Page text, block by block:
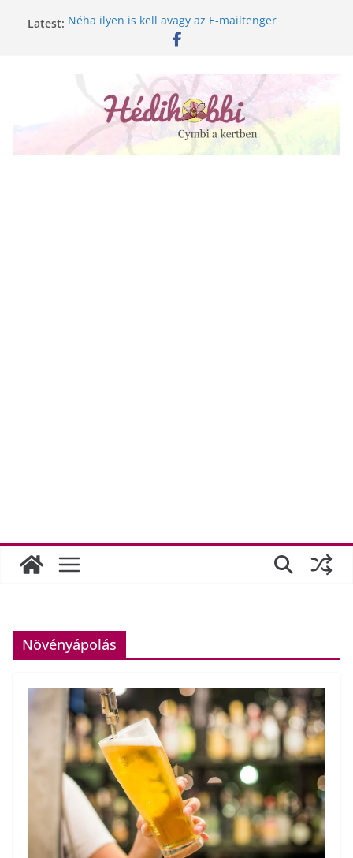
Latest: Néha ilyen is kell avagy az E-mailtenger
Golgotavirág nevelése magról
Növényápolási tippek, amiket jobb, ha elfelejtesz
A lepkeorchidea és a fűtésszezon
Növényápolás